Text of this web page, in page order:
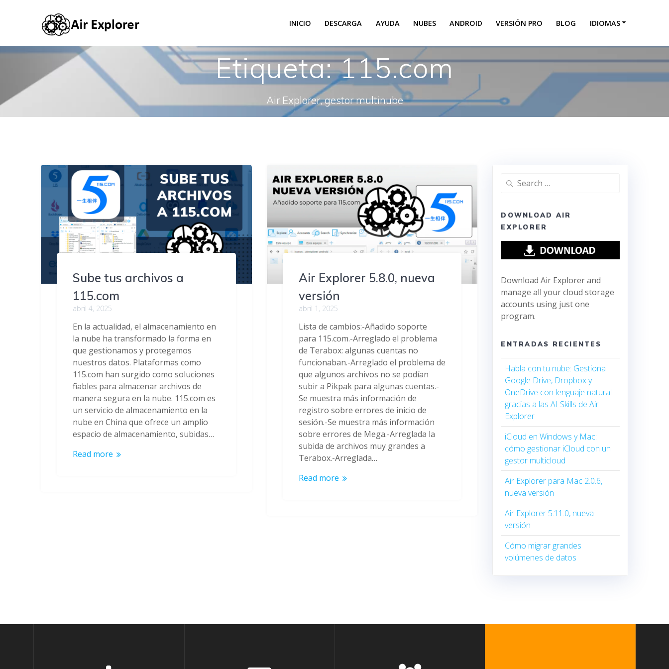
INICIO DESCARGA AYUDA NUBES ANDROID VERSIÓN PRO BLOG IDIOMAS
Etiqueta:115.com
Air Explorer, gestor multinube
Sube tus archivos a
115.com
abril 4, 2025
En la actualidad, el almacenamiento en
la nube ha transformado la forma en
que gestionamos y protegemos
nuestros datos. Plataformas como
115.com han surgido como soluciones
fiables para almacenar archivos de
manera segura en la nube. 115.com es
un servicio de almacenamiento en la
nube en China que ofrece un amplio
espacio de almacenamiento, subidas…
Read more
Air Explorer 5.8.0, nueva
versión
abril 1, 2025
Lista de cambios:-Añadido soporte
para 115.com.-Arreglado el problema
de Terabox: algunas cuentas no
funcionaban.-Arreglado el problema de
que algunos archivos no se podían
subir a Pikpak para algunas cuentas.-
Se muestra más información de
registro sobre errores de inicio de
sesión.-Se muestra más información
sobre errores de Mega.-Arreglada la
subida de archivos muy grandes a
Terabox.-Arreglada…
Read more
DOWNLOAD AIR
EXPLORER
Download Air Explorer and
manage all your cloud storage
accounts using just one
program.
ENTRADAS RECIENTES
Habla con tu nube: Gestiona
Google Drive, Dropbox y
OneDrive con lenguaje natural
gracias a las AI Skills de Air
Explorer
iCloud en Windows y Mac:
cómo gestionar iCloud con un
gestor multicloud
Air Explorer para Mac 2.0.6,
nueva versión
Air Explorer 5.11.0, nueva
versión
Cómo migrar grandes
volúmenes de datos